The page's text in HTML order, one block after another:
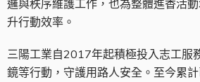
邏與秩序維護工作，也為整體進香活
升行動效率。
三陽工業自2017年起積極投入志工服
鏡等行動，守護用路人安全。至今累